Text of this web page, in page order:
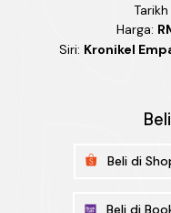
Harga:
Siri: Kronikel
Beli di
Beli di